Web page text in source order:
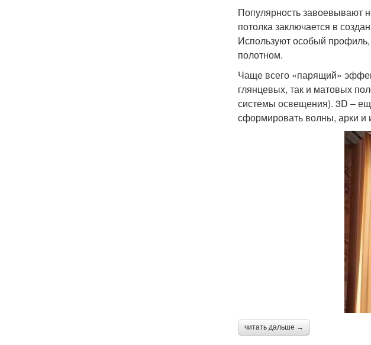
Популярность завоевывают
потолка заключается в
Используют особый
полотном.
Чаще всего «парящий»
глянцевых, так и матовых
системы освещения). 3D –
сформировать волны, арки
читать дальше →